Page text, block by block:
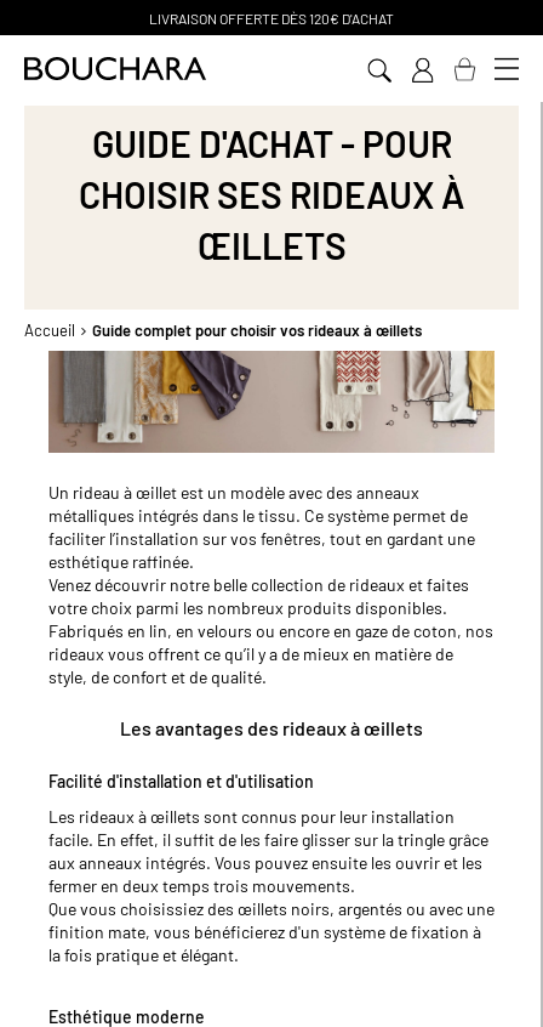
PAIEMENT EN 3 SANS FRAIS
GUIDE D'ACHAT - POUR
CHOISIR SES RIDEAUX À
ŒILLETS
Accueil Guide complet pour choisir vos rideaux à œillets
Un rideau à œillet est un modèle avec des anneaux
métalliques intégrés dans le tissu. Ce système permet de
faciliter l’installation sur vos fenêtres, tout en gardant une
esthétique raffinée.
Venez découvrir notre belle collection de rideaux et faites
votre choix parmi les nombreux produits disponibles.
Fabriqués en lin, en velours ou encore en gaze de coton, nos
rideaux vous offrent ce qu’il y a de mieux en matière de
style, de confort et de qualité.
Les avantages des rideaux à œillets
Facilité d'installation et d'utilisation
Les rideaux à œillets sont connus pour leur installation
facile. En effet, il suffit de les faire glisser sur la tringle grâce
aux anneaux intégrés. Vous pouvez ensuite les ouvrir et les
fermer en deux temps trois mouvements.
Que vous choisissiez des œillets noirs, argentés ou avec une
finition mate, vous bénéficierez d'un système de fixation à
la fois pratique et élégant.
Esthétique moderne